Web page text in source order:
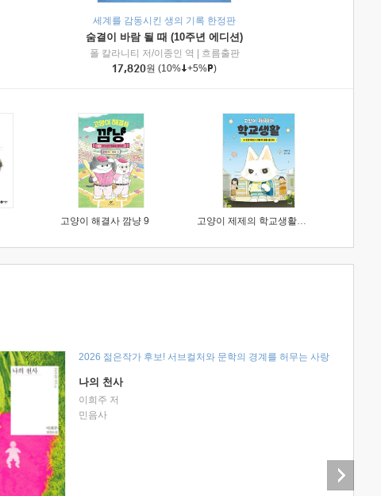
미래엔아이세움
세계를 감동시킨 생의 기록 한정판
숨결이 바람 될 때 (10주년 에디션)
폴 칼라니티 저/이종인 역
흐름출판
17,820원 (10% +5% )
고양이 해결사 깜냥 9 고양이 제제의 학교생활 1 : 초등학생이 이렇게 힘들 줄이야
2026 젊은작가 후보! 서브컬처와 문학의 경계를 허무는 사랑
나의 천사
이희주 저
민음사